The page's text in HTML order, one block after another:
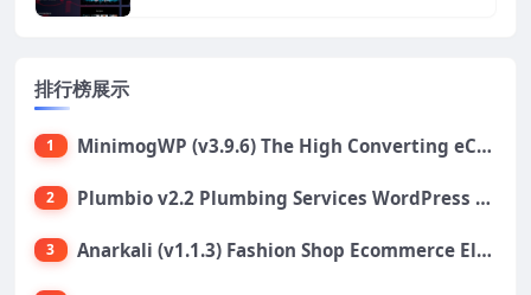
排行榜展示
1 MinimogWP (v3.9.6) The High Converting eCommerce WordPress Theme
2 Plumbio v2.2 Plumbing Services WordPress Theme
3 Anarkali (v1.1.3) Fashion Shop Ecommerce Elementor Theme